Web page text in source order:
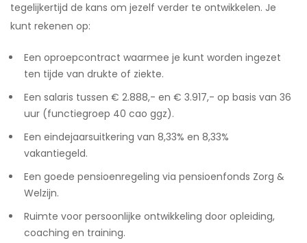
tegelijkertijd de kans om jezelf verder te ontwikkelen. Je
kunt rekenen op:
Een oproepcontract waarmee je kunt worden ingezet
ten tijde van drukte of ziekte.
Een salaris tussen € 2.888,- en € 3.917,- op basis van 36
uur (functiegroep 40 cao ggz).
Een eindejaarsuitkering van 8,33% en 8,33%
vakantiegeld.
Een goede pensioenregeling via pensioenfonds Zorg &
Welzijn.
Ruimte voor persoonlijke ontwikkeling door opleiding,
coaching en training.